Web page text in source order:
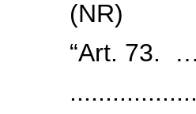
(NR)
“Art. 73.